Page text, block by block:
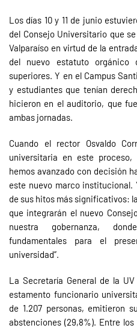
Los días 10 y 11 de junio
del Consejo Universitario que
Valparaíso en virtud de la
del nuevo estatuto
superiores. Y en el Campus
y estudiantes que tenían
hicieron en el auditorio, que
ambas jornadas.
Cuando el rector Osvaldo
universitaria en este
hemos avanzado con decisión
este nuevo marco
de sus hitos más significativos:
que integrarán el nuevo
nuestra gobernanza,
fundamentales para el
universidad”.
La Secretaría General de la
estamento funcionario
de 1.207 personas, emitieron
abstenciones (29,8%). Entre